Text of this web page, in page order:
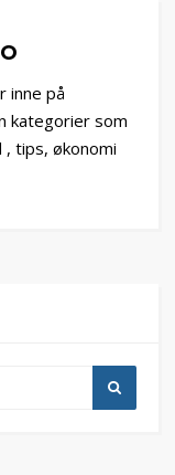
inne på
kategorier som
tips, økonomi